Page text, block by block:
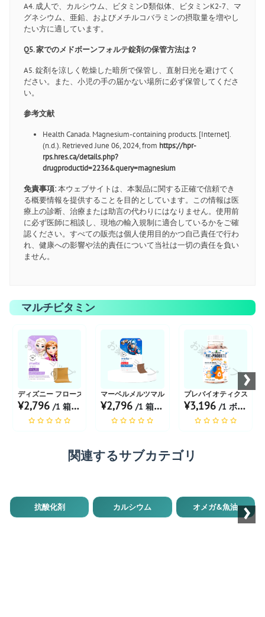
A4. 成人で、カルシウム、ビタミンD類似体、ビタミンK2-7、マ
グネシウム、亜鉛、およびメチルコバラミンの摂取量を増やし
たい方に適しています。
Q5. 家でのメドボーンフォルテ錠剤の保管方法は？
A5. 錠剤を涼しく乾燥した暗所で保管し、直射日光を避けてく
ださい。また、小児の手の届かない場所に必ず保管してくださ
い。
参考文献
Health Canada. Magnesium-containing products. [Internet].
(n.d.). Retrieved June 06, 2024, from https://hpr-
rps.hres.ca/details.php?
drugproductid=2236&query=magnesium
免責事項:本ウェブサイトは、本製品に関する正確で信頼でき
る概要情報を提供することを目的としています。この情報は医
療上の診断、治療または助言の代わりにはなりません。使用前
に必ず医師に相談し、現地の輸入規制に適合しているかをご確
認ください。すべての販売は個人使用目的かつ自己責任で行わ
れ、健康への影響や法的責任について当社は一切の責任を負い
ません。
マルチビタミン
お薬ショップ
ディズニー フローズンメルツ マルチビタミン |フレーバ...
¥2,796 /1 箱 あたり
お薬ショップ
マーベルメルツマルチビタミン |フレーバー トロピ
¥2,796/1 箱 あたり
お薬ショップ
プレバイオティクスグミ
¥3,196 /1 ボトル あたり
›
関連するサブカテゴリ
抗酸化剤 カルシウム オメガ&魚油 ›